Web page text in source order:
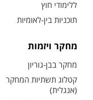
ללימודי חוץ
תוכניות בין-לאומיות
מחקר ויזמות
מחקר בבן-גוריון
קטלוג תשתיות המחקר
(אנגלית)